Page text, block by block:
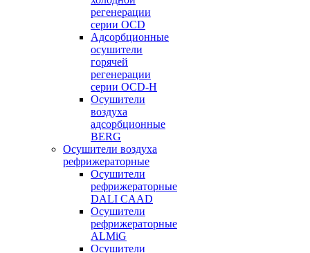
регенерации
серии OCD
Адсорбционные
осушители
горячей
регенерации
серии OСD-H
Осушители
воздуха
адсорбционные
BERG
Осушители воздуха
рефрижераторные
Осушители
рефрижераторные
DALI CAAD
Осушители
рефрижераторные
ALMiG
Осушители